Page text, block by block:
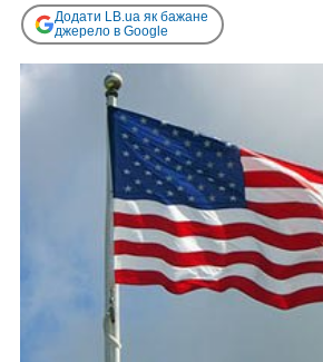
Додати LB.ua як бажане
джерело в Google